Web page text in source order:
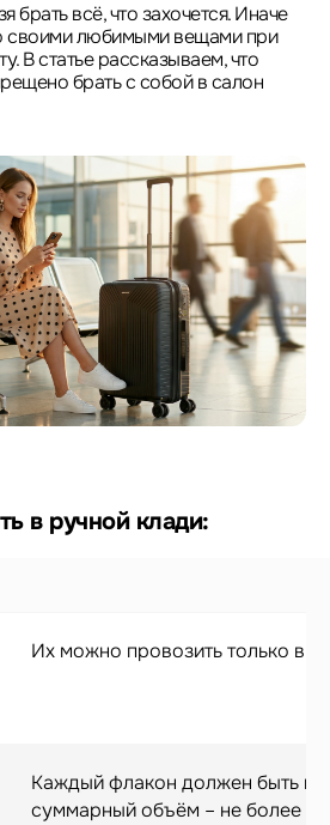
брать всё, что захочется. Иначе
своими любимыми вещами при
В статье рассказываем, что
брать с собой в салон
в ручной клади:
Их можно провозить только в
Каждый флакон должен быть не
суммарный объём – не более 1